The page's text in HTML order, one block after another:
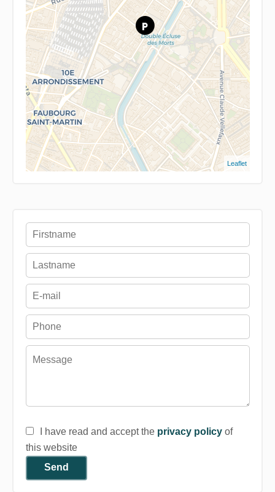
Leaflet
I have read and accept the privacy policyof
this website
Send